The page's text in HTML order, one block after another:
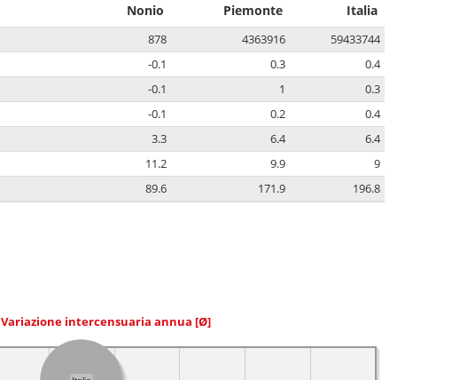
Nonio Piemonte Italia
878 4363916
59433744
-0.1 0.3
0.4
-0.1 1
0.3
-0.1 0.2
0.4
3.3 6.4
6.4
11.2 9.9
9
89.6 171.9 196.8
Variazione intercensuaria annua [Ø]